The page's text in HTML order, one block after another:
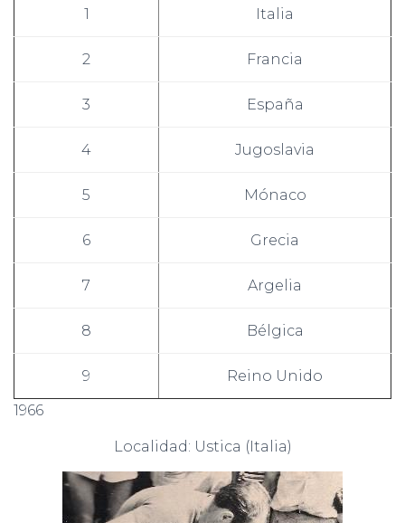
1 Italia
2 Francia
3 España
4 Jugoslavia
5 Mónaco
6 Grecia
7 Argelia
8 Bélgica
9
Reino Unido
1966
Localidad: Ustica (Italia)